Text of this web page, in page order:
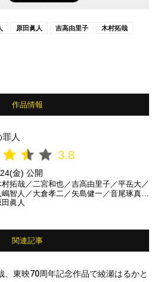
原田眞人 吉高由里子
木村拓哉
作品情報
人
3.8
金) 公開
村拓哉／二宮和也／吉高由里子／平岳大／
嶋智人／大倉孝二／矢島健一／音尾琢真／
ムラ緑子／芦名星／山崎紘菜／松重豊／山
田眞人
関連記事
、東映70周年記念作品で綾瀬はるかと